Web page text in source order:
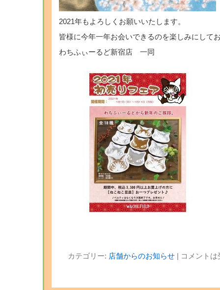
2021年もよろしくお願いいたします。
皆様に今年一年お会いできるのを楽しみにして
わちふぃーるど新宿店 一同
カテゴリー: 店舗からのお知らせ| コメント